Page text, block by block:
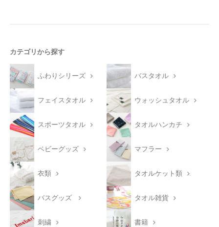
カテゴリから探す
ふわりシリーズ バスタオル
フェイスタオル ウォッシュタオル
スポーツタオル タオルハンカチ
ベビーグッズ マフラー
衣類 タオルケット類
バスグッズ タオル雑貨
刺繍 書籍